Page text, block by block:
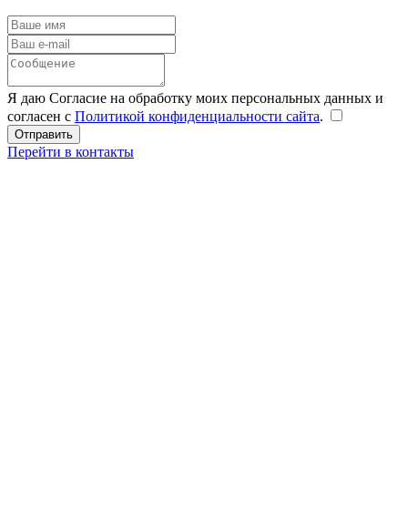
Я даю Согласие на обработку моих персональных данных и
согласен с Политикой конфиденциальности сайта.
Перейти в контакты